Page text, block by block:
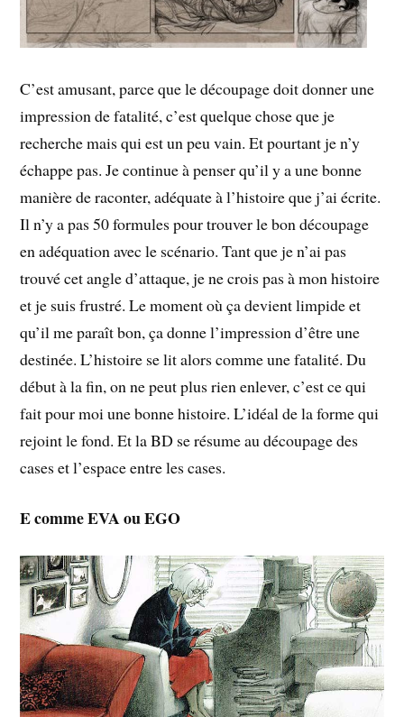
C’est amusant, parce que le découpage doit donner une
impression de fatalité, c’est quelque chose que je
recherche mais qui est un peu vain. Et pourtant je n’y
échappe pas. Je continue à penser qu’il y a une bonne
manière de raconter, adéquate à l’histoire que j’ai écrite.
Il n’y a pas 50 formules pour trouver le bon découpage
en adéquation avec le scénario. Tant que je n’ai pas
trouvé cet angle d’attaque, je ne crois pas à mon histoire
et je suis frustré. Le moment où ça devient limpide et
qu’il me paraît bon, ça donne l’impression d’être une
destinée. L’histoire se lit alors comme une fatalité. Du
début à la fin, on ne peut plus rien enlever, c’est ce qui
fait pour moi une bonne histoire. L’idéal de la forme qui
rejoint le fond. Et la BD se résume au découpage des
cases et l’espace entre les cases.
E comme EVA ou EGO